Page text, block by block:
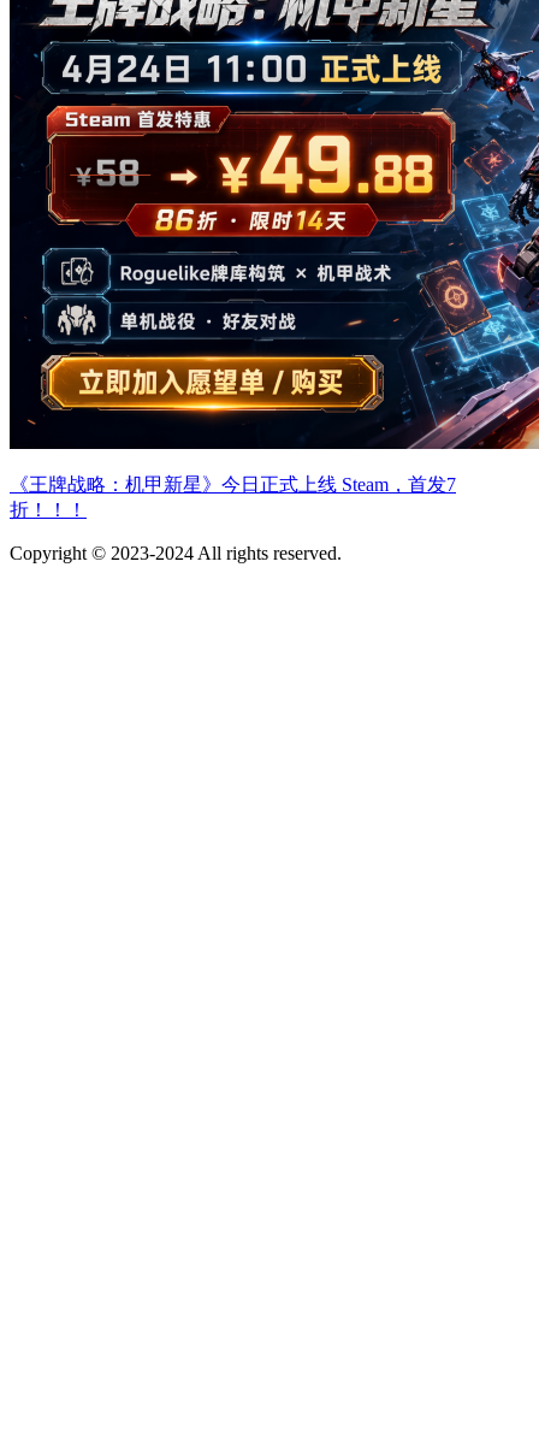
《王牌战略：机甲新星》今日正式上线 Steam，首发7
折！！！
Copyright © 2023-2024 All rights reserved.